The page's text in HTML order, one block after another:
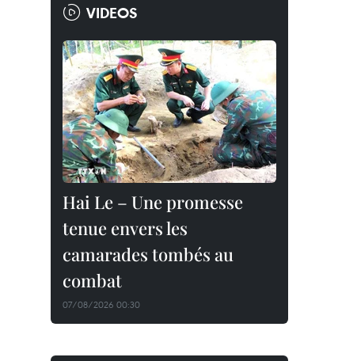
VIDEOS
Hai Le – Une promesse
tenue envers les
camarades tombés au
combat
07/08/2026 00:30